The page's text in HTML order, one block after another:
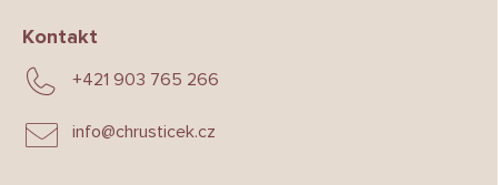
Kontakt
info@chrusticek.cz
+421 903 765 266